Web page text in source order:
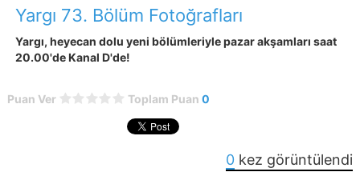
Yargı 73. Bölüm Fotoğrafları
Yargı, heyecan dolu yeni bölümleriyle pazar akşamları saat
20.00'de Kanal D'de!
Puan Ver Toplam Puan 0
0 kez görüntülendi